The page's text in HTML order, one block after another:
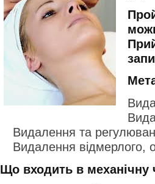
Видалення та
Видалення відмерлого,
Що входить в механічну